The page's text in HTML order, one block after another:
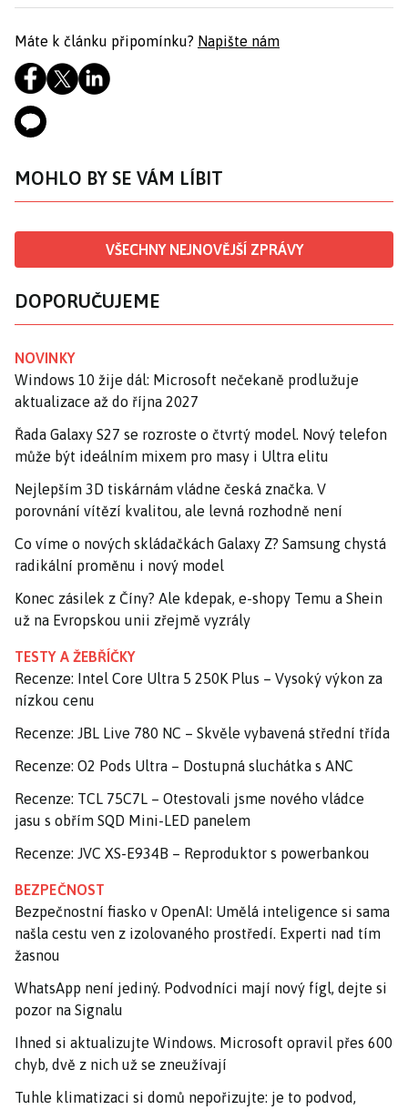
Máte k článku připomínku? Napište nám
MOHLO BY SE VÁM LÍBIT
VŠECHNY NEJNOVĚJŠÍ ZPRÁVY
DOPORUČUJEME
NOVINKY
Windows 10 žije dál: Microsoft nečekaně prodlužuje
aktualizace až do října 2027
Řada Galaxy S27 se rozroste o čtvrtý model. Nový telefon
může být ideálním mixem pro masy i Ultra elitu
Nejlepším 3D tiskárnám vládne česká značka. V
porovnání vítězí kvalitou, ale levná rozhodně není
Co víme o nových skládačkách Galaxy Z? Samsung chystá
radikální proměnu i nový model
Konec zásilek z Číny? Ale kdepak, e-shopy Temu a Shein
už na Evropskou unii zřejmě vyzrály
TESTY A ŽEBŘÍČKY
Recenze: Intel Core Ultra 5 250K Plus – Vysoký výkon za
nízkou cenu
Recenze: JBL Live 780 NC – Skvěle vybavená střední třída
Recenze: O2 Pods Ultra – Dostupná sluchátka s ANC
Recenze: TCL 75C7L – Otestovali jsme nového vládce
jasu s obřím SQD Mini-LED panelem
Recenze: JVC XS-E934B – Reproduktor s powerbankou
BEZPEČNOST
Bezpečnostní fiasko v OpenAI: Umělá inteligence si sama
našla cestu ven z izolovaného prostředí. Experti nad tím
žasnou
WhatsApp není jediný. Podvodníci mají nový fígl, dejte si
pozor na Signalu
Ihned si aktualizujte Windows. Microsoft opravil přes 600
chyb, dvě z nich už se zneužívají
Tuhle klimatizaci si domů nepořizujte: je to podvod,